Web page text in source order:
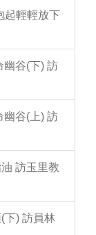
起輕輕放下
幽谷(下) 訪
幽谷(上) 訪
訪玉里教
下) 訪員林